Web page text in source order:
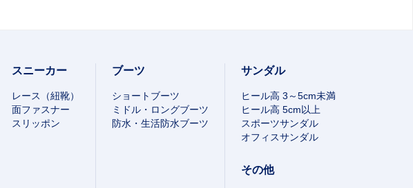
スニーカー
レース（紐靴）
面ファスナー
スリッポン
ブーツ
ショートブーツ
ミドル・ロングブーツ
防水・生活防水ブーツ
サンダル
ヒール高 3～5cm未満
ヒール高 5cm以上
スポーツサンダル
オフィスサンダル
その他